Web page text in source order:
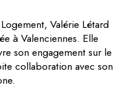
Valérie Létard
à Valenciennes. Elle
son engagement sur le
collaboration avec son